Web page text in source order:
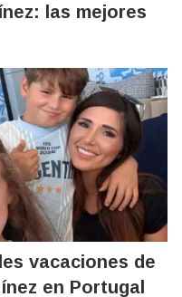
las mejores
vacaciones de
en Portugal